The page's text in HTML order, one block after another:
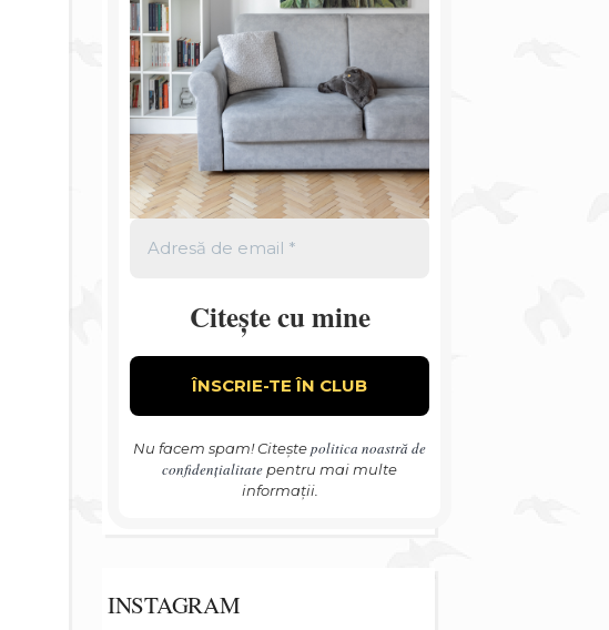
Citește cu mine
Nu facem spam! Citeștepolitica noastră de
confidențialitate pentru mai multe
informații.
INSTAGRAM